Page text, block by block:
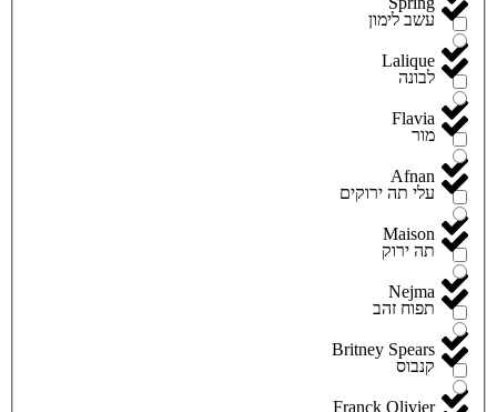
Lalique
Flavia
Afnan
Maison
Nejma
Britney Spears
Franck Olivier
עשב לימון
לבונה
מור
עלי תה ירוקים
תה ירוק
תפוח זהב
קנבוס